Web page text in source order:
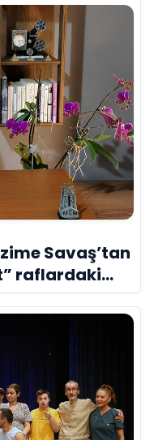
Savaş’tan
raflardaki